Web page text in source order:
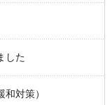
した
対策）